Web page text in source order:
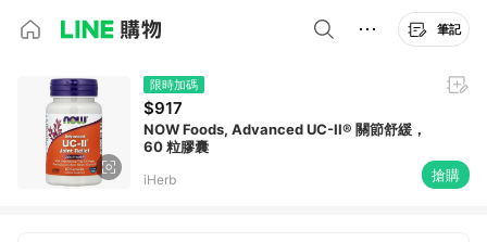
筆記
限時加碼
$917
NOW Foods, Advanced UC-II® 關節舒緩，
60 粒膠囊
iHerb 搶購